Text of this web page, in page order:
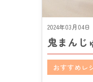
2024年03月04日
鬼まんじ
おすすめレ